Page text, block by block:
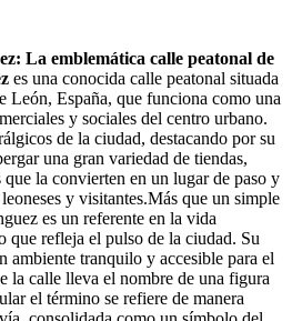
La emblemática calle peatonal de
es una conocida calle peatonal situada
León, España, que funciona como una
y sociales del centro urbano.
de la ciudad, destacando por su
una gran variedad de tiendas,
la convierten en un lugar de paso y
y visitantes.Más que un simple
es un referente en la vida
que refleja el pulso de la ciudad. Su
ambiente tranquilo y accesible para el
la calle lleva el nombre de una figura
el término se refiere de manera